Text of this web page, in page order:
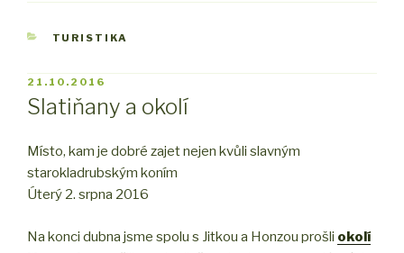
RUBRIKY
TURISTIKA
PUBLIKOVÁNO
21.10.2016
Slatiňany a okolí
Místo, kam je dobré zajet nejen kvůli slavným
starokladrubským koním
Úterý 2. srpna 2016
Na konci dubna jsme spolu s Jitkou a Honzou prošli okolí